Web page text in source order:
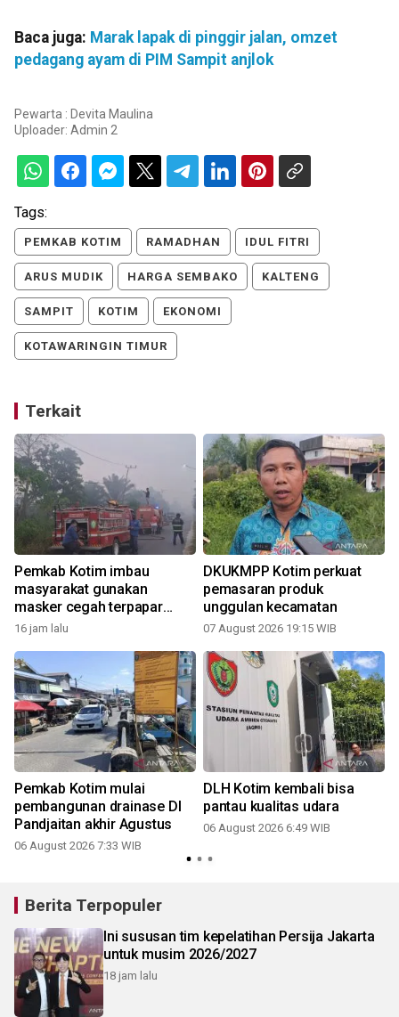
Baca juga: Marak lapak di pinggir jalan, omzet
pedagang ayam di PIM Sampit anjlok
Pewarta : Devita Maulina
Uploader: Admin 2
Tags:
PEMKAB KOTIM RAMADHAN IDUL FITRI
ARUS MUDIK HARGA SEMBAKO KALTENG
SAMPIT KOTIM EKONOMI
KOTAWARINGIN TIMUR
Terkait
Pemkab Kotim imbau
masyarakat gunakan
masker cegah terpapar
udara tidak sehat
16 jam lalu
DKUKMPP Kotim perkuat
pemasaran produk
unggulan kecamatan
07 August 2026 19:15 WIB
Pemkab Kotim mulai
pembangunan drainase DI
Pandjaitan akhir Agustus
06 August 2026 7:33 WIB
DLH Kotim kembali bisa
pantau kualitas udara
06 August 2026 6:49 WIB
Berita Terpopuler
Ini sususan tim kepelatihan Persija Jakarta
untuk musim 2026/2027
18 jam lalu